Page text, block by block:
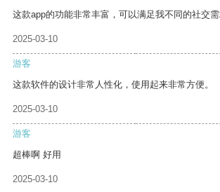
这款app的功能非常丰富，可以满足我不同的社交需
2025-03-10
游客
这款软件的设计非常人性化，使用起来非常方便。
2025-03-10
游客
超棒啊 好用
2025-03-10